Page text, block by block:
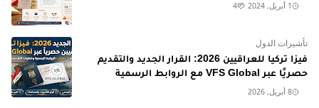
1 أبريل, 2024 4
تأشيرات الدول
فيزا تركيا للعراقيين 2026: القرار الجديد والتقديم
حصريًا عبر VFS Global مع الروابط الرسمية
8 أبريل, 2026